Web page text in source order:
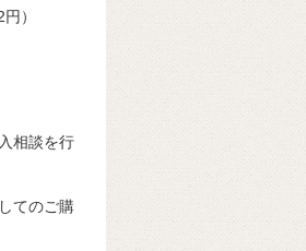
）
相談を行
てのご購